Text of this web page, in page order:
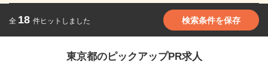
全 18 件ヒットしました 検索条件を保存
東京都のピックアップPR求人